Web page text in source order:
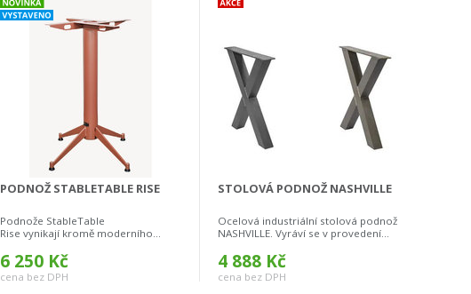
PODNOŽ STABLETABLE RISE
Podnože StableTable
Rise vynikají kromě moderního...
6 250 Kč
cena bez DPH
STOLOVÁ PODNOŽ NASHVILLE
Ocelová industriální stolová podnož
NASHVILLE. Vyráví se v provedení...
4 888 Kč
cena bez DPH